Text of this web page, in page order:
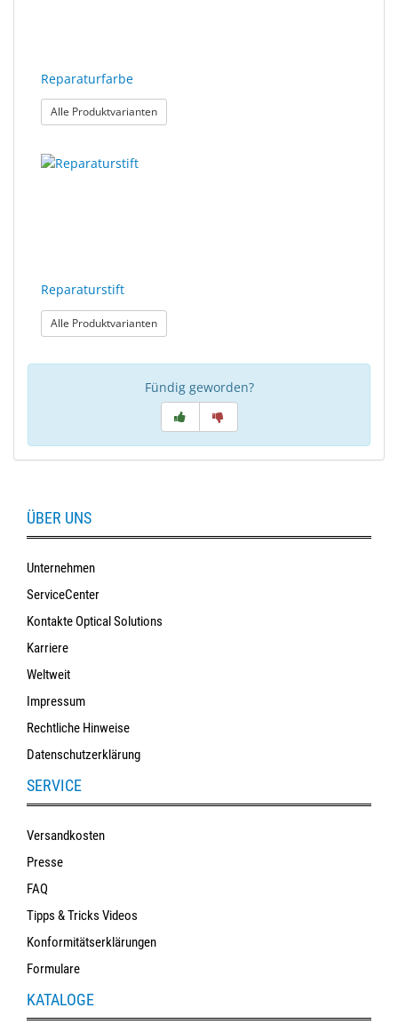
Me
Schleiftechnik
Reparaturfarbe
Alle Produktvarianten: Reparaturfarbe
Reparaturstift
Alle Produktvarianten: Reparaturstift
Fündig geworden?
ÜBER UNS
Unternehmen
ServiceCenter
Kontakte Optical Solutions
Karriere
Weltweit
Impressum
Rechtliche Hinweise
Datenschutzerklärung
SERVICE
Versandkosten
Presse
FAQ
Tipps & Tricks Videos
Konformitätserklärungen
Formulare
KATALOGE